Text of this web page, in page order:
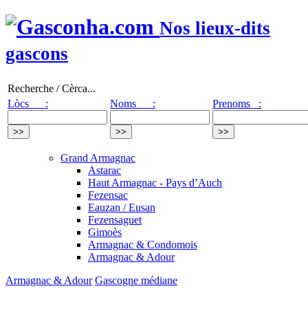
Nos lieux-dits
gascons
Recherche / Cèrca...
Lòcs :
Noms : Prenoms :
Grand Armagnac
Astarac
Haut Armagnac - Pays d’Auch
Fezensac
Eauzan / Eusan
Fezensaguet
Gimoès
Armagnac & Condomois
Armagnac & Adour
Armagnac & Adour Gascogne médiane